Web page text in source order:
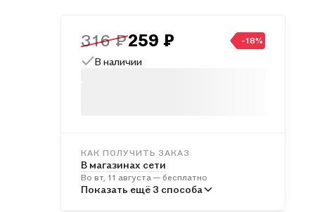
316 ₽259 ₽ -18%
В наличии
КАК ПОЛУЧИТЬ ЗАКАЗ
В магазинах сети
Во вт, 11 августа — бесплатно
В пунктах выдачи
Показать ещё 3 способа